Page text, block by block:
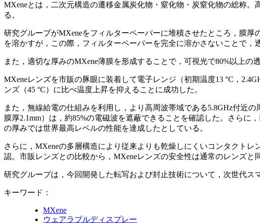
MXeneとは，二次元構造の遷移金属炭化物・窒化物・炭窒化物の総称
る。
研究グループがMXeneをフィルターペーパーに堆積させたところ，膜
を溶かすが，この際，フィルターペーパーを完全に溶かさないことで
また，適切な厚みのMXene薄膜を形成することで，可視光で80%以上の
MXeneレンズを市販の豚眼に装着して電子レンジ（初期温度13 °C，
ンズ（45 °C）に比べ温度上昇を抑えることに成功した。
また，無線給電の仕組みを利用し，より高周波帯域である5.8GHz付近
膜厚2.1mm）は，約85%の電磁波を遮蔽できることを確認した。さら
の厚みでは世界最高レベルの性能を達成したとしている。
さらに，MXeneの多層構造により従来よりも乾燥しにくいコンタクト
認。市販レンズとの比較から，MXeneレンズの安全性は通常のレンズと
研究グループは，今回開発した転写および封止技術について，次世代
キーワード：
MXene
ウェアラブルディスプレー